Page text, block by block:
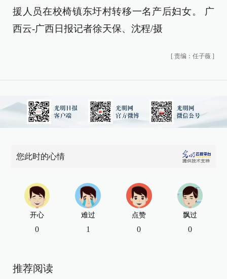
援人员在校椅镇东圩村转移一名产后妇女。 广
西云-广西日报记者徐天保、沈程/摄
[ 责编：任子薇 ]
您此时的心情
开心
0
难过
1
点赞
0
飘过
0
推荐阅读